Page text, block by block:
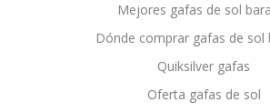
Mejores gafas de sol
Dónde comprar gafas de sol
Quiksilver gafas
Oferta gafas de sol